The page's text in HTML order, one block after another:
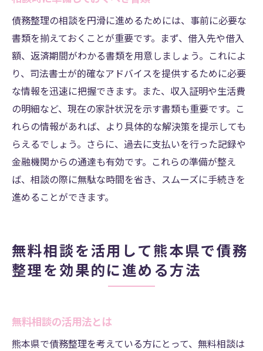
債務整理の相談を円滑に進めるためには、事前に必要な
書類を揃えておくことが重要です。まず、借入先や借入
額、返済期間がわかる書類を用意しましょう。これによ
り、司法書士が的確なアドバイスを提供するために必要
な情報を迅速に把握できます。また、収入証明や生活費
の明細など、現在の家計状況を示す書類も重要です。こ
れらの情報があれば、より具体的な解決策を提示しても
らえるでしょう。さらに、過去に支払いを行った記録や
金融機関からの通達も有効です。これらの準備が整え
ば、相談の際に無駄な時間を省き、スムーズに手続きを
進めることができます。
無料相談を活用して熊本県で債務
整理を効果的に進める方法
無料相談の活用法とは
熊本県で債務整理を考えている方にとって、無料相談は